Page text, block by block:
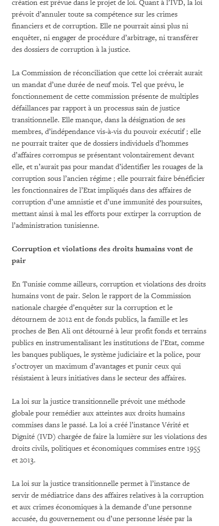
création est prévue dans le projet de loi. Quant à l’IVD, la loi
prévoit d’annuler toute sa compétence sur les crimes
financiers et de corruption. Elle ne pourrait ainsi plus ni
enquêter, ni engager de procédure d’arbitrage, ni transférer
des dossiers de corruption à la justice.
La Commission de réconciliation que cette loi créerait aurait
un mandat d’une durée de neuf mois. Tel que prévu, le
fonctionnement de cette commission présente de multiples
défaillances par rapport à un processus sain de justice
transitionnelle. Elle manque, dans la désignation de ses
membres, d’indépendance vis-à-vis du pouvoir exécutif ; elle
ne pourrait traiter que de dossiers individuels d’hommes
d’affaires corrompus se présentant volontairement devant
elle, et n’aurait pas pour mandat d’identifier les rouages de la
corruption sous l’ancien régime ; elle pourrait faire bénéficier
les fonctionnaires de l’Etat impliqués dans des affaires de
corruption d’une amnistie et d’une immunité des poursuites,
mettant ainsi à mal les efforts pour extirper la corruption de
l’administration tunisienne.
Corruption et violations des droits humains vont de
pair
En Tunisie comme ailleurs, corruption et violations des droits
humains vont de pair. Selon le rapport de la Commission
nationale chargée d’enquêter sur la corruption et le
détournem de 2012 ent de fonds publics, la famille et les
proches de Ben Ali ont détourné à leur profit fonds et terrains
publics en instrumentalisant les institutions de l’Etat, comme
les banques publiques, le système judiciaire et la police, pour
s’octroyer un maximum d’avantages et punir ceux qui
résistaient à leurs initiatives dans le secteur des affaires.
La loi sur la justice transitionnelle prévoit une méthode
globale pour remédier aux atteintes aux droits humains
commises dans le passé. La loi a créé l’instance Vérité et
Dignité (IVD) chargée de faire la lumière sur les violations des
droits civils, politiques et économiques commises entre 1955
et 2013.
La loi sur la justice transitionnelle permet à l’instance de
servir de médiatrice dans des affaires relatives à la corruption
et aux crimes économiques à la demande d’une personne
accusée, du gouvernement ou d’une personne lésée par la